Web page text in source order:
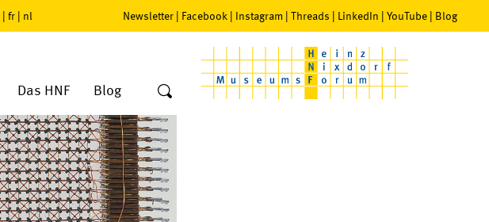
| fr | nl Newsletter | Facebook | Instagram | Threads | LinkedIn | YouTube | Blog
Das HNF Blog